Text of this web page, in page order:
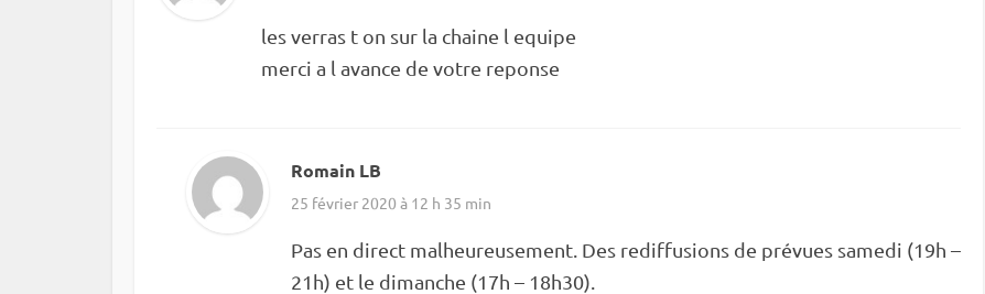
les verras t on sur la chaine l equipe
merci a l avance de votre reponse
Romain LB
25 février 2020 à 12 h 35 min
Pas en direct malheureusement. Des rediffusions de prévues samedi (19h –
21h) et le dimanche (17h – 18h30).